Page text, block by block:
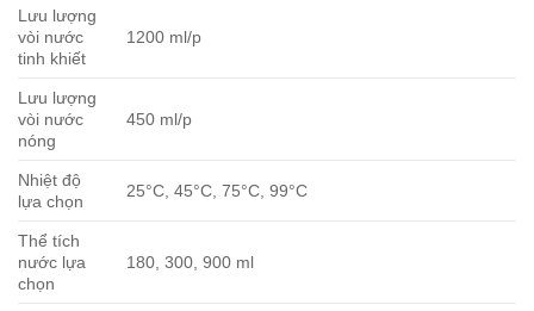
Lưu lượng
vòi nước
tinh khiết
1200 ml/p
Lưu lượng
vòi nước
nóng
450 ml/p
Nhiệt độ
lựa chọn
25°C, 45°C, 75°C, 99°C
Thể tích
nước lựa
chọn
180, 300, 900 ml